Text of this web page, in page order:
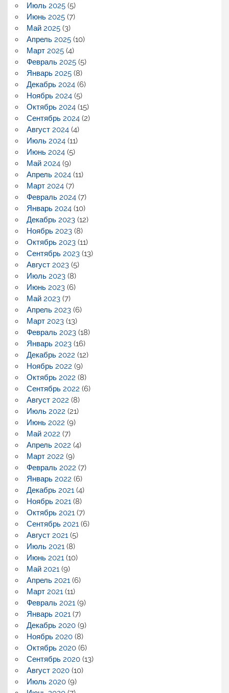
Июль 2025(5)
Июнь 2025(7)
Май 2025(3)
Апрель 2025(10)
Март 2025(4)
Февраль 2025(5)
Январь 2025(8)
Декабрь 2024(6)
Ноябрь 2024(5)
Октябрь 2024(15)
Сентябрь 2024(2)
Август 2024(4)
Июль 2024(11)
Июнь 2024(5)
Май 2024(9)
Апрель 2024(11)
Март 2024(7)
Февраль 2024(7)
Январь 2024(10)
Декабрь 2023(12)
Ноябрь 2023(8)
Октябрь 2023(11)
Сентябрь 2023(13)
Август 2023(5)
Июль 2023(8)
Июнь 2023(6)
Май 2023(7)
Апрель 2023(6)
Март 2023(13)
Февраль 2023(18)
Январь 2023(16)
Декабрь 2022 (12)
Ноябрь 2022 (9)
Октябрь 2022 (8)
Сентябрь 2022 (6)
Август 2022 (8)
Июль 2022 (21)
Июнь 2022 (9)
Май 2022 (7)
Апрель 2022 (4)
Март 2022 (9)
Февраль 2022 (7)
Январь 2022 (6)
Декабрь 2021(4)
Ноябрь 2021(8)
Октябрь 2021(7)
Сентябрь 2021(6)
Август 2021(5)
Июль 2021(8)
Июнь 2021(10)
Май 2021(9)
Апрель 2021(6)
Март 2021(11)
Февраль 2021(9)
Январь 2021(7)
Декабрь 2020(9)
Ноябрь 2020(8)
Октябрь 2020(6)
Сентябрь 2020(13)
Август 2020(10)
Июль 2020(9)